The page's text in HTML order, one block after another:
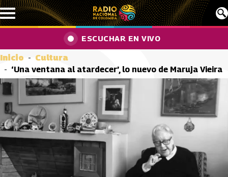
Pasar al contenido principal
ESCUCHAR EN VIVO
Inicio
Cultura
‘Una ventana al atardecer’, lo nuevo de Maruja Vieira